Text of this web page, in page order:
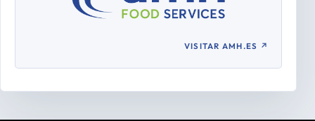
VISITAR AMH.ES ↗